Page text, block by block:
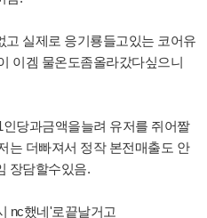
실제로 응기룡들고있는 코어유
이겜 물온도좀올라갔다싶으니
당과금액을늘려 유저를 쥐어짤
는 더빠져서 정작 본전매출도 안
장담할수있음.
nc했네'로끝날거고